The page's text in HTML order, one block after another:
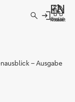
drücken)
Kontakt
English
Filiale
– Ausgabe